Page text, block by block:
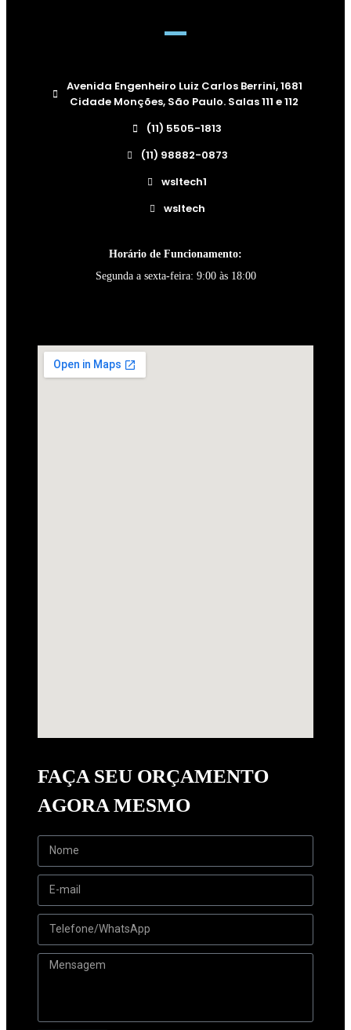
Avenida Engenheiro Luiz Carlos Berrini, 1681
Cidade Monções, São Paulo. Salas 111 e 112
(11) 5505-1813
(11) 98882-0873
wsltech1
wsltech
Horário de Funcionamento:
Segunda a sexta-feira: 9:00 às 18:00
FAÇA SEU ORÇAMENTO
AGORA MESMO